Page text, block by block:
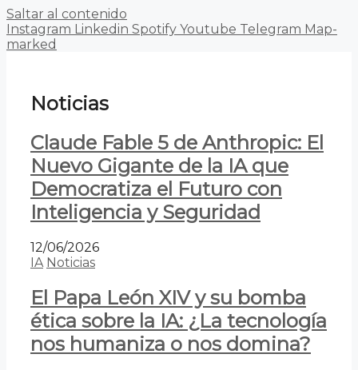
Saltar al contenido
Instagram Linkedin Spotify Youtube Telegram Map-
marked
Noticias
Claude Fable 5 de Anthropic: El
Nuevo Gigante de la IA que
Democratiza el Futuro con
Inteligencia y Seguridad
12/06/2026
IA Noticias
El Papa León XIV y su bomba
ética sobre la IA: ¿La tecnología
nos humaniza o nos domina?